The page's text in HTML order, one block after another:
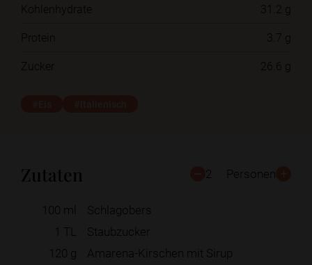
Kohlenhydrate
31.2 g
Protein
3.7 g
Zucker
26.6 g
Zutaten 2 Personen
100 ml
Schlagobers
1 TL
Staubzucker
120 g
Amarena-Kirschen mit Sirup